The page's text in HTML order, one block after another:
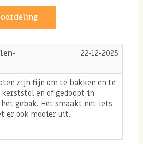
en kleur. De witte hazelnoten
amandelen kort geblancheerd
qua structuur en smaak.
perfect om mee te bakken,
niet meer bezitten. Voor een
smaak rooster je de
oven of in een droge koekenpan.
22-12-2025
zijn fijn om te bakken en te
kerststol en of gedoopt in
gebak. Het smaakt net iets
er ook mooier uit.